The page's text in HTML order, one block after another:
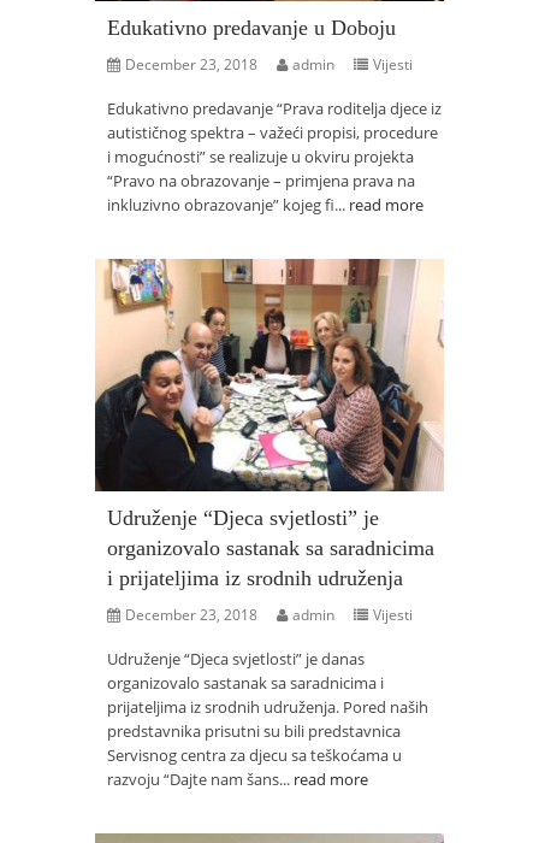
Edukativno predavanje u Doboju
December 23, 2018 admin Vijesti
Edukativno predavanje “Prava roditelja djece iz
autističnog spektra – važeći propisi, procedure
i mogućnosti” se realizuje u okviru projekta
“Pravo na obrazovanje – primjena prava na
inkluzivno obrazovanje” kojeg fi... read more
Udruženje “Djeca svjetlosti” je
organizovalo sastanak sa saradnicima
i prijateljima iz srodnih udruženja
December 23, 2018 admin Vijesti
Udruženje “Djeca svjetlosti” je danas
organizovalo sastanak sa saradnicima i
prijateljima iz srodnih udruženja. Pored naših
predstavnika prisutni su bili predstavnica
Servisnog centra za djecu sa teškoćama u
razvoju “Dajte nam šans... read more